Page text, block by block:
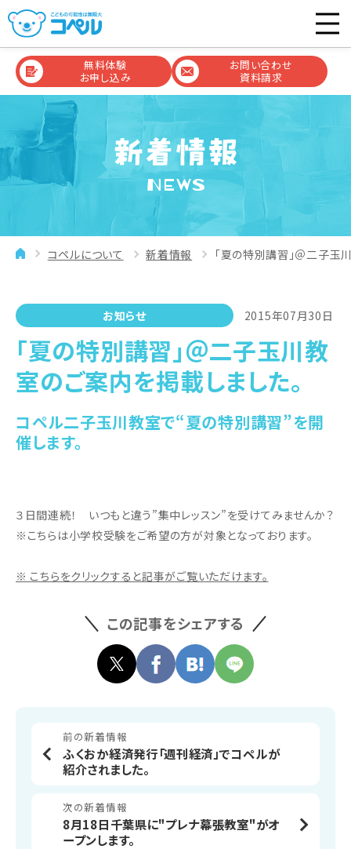
無料体験
お申し込み
お問い合わせ
資料請求
NEWS
コペルについて 新着情報 「夏の特別講習」＠二子玉
お知らせ 2015年07月30日
「夏の特別講習」＠二子玉川教
室のご案内を掲載しました。
コペル二子玉川教室で“夏の特別講習”を開
催します。
３日間連続！ いつもと違う”集中レッスン”を受けてみませんか？
※こちらは小学校受験をご希望の方が対象となっております。
※ こちらをクリックすると記事がご覧いただけます。
この記事をシェアする
前の新着情報
ふくおか経済発行「週刊経済」でコペルが
紹介されました。
次の新着情報
8月18日千葉県に"プレナ幕張教室"がオ
ープンします。